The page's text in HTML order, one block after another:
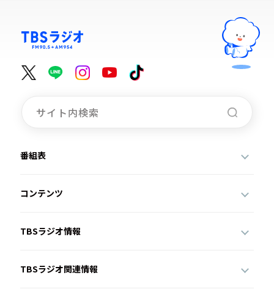
番組表
コンテンツ
TBSラジオ情報
TBSラジオ関連情報